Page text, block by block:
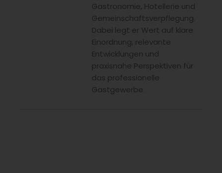
Gastronomie, Hotellerie und
Gemeinschaftsverpflegung.
Dabei legt er Wert auf klare
Einordnung, relevante
Entwicklungen und
praxisnahe Perspektiven für
das professionelle
Gastgewerbe.